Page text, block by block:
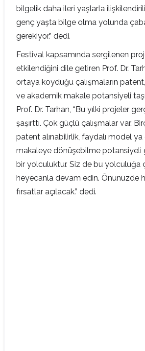
bilgelik daha ileri yaşlarla
genç yaşta bilge olma yolunda
gerekiyor.” dedi.
Festival kapsamında sergilenen
etkilendiğini dile getiren Prof. Dr.
ortaya koyduğu çalışmaların
ve akademik makale potansiyeli
Prof. Dr. Tarhan, “Bu yılki projeler
şaşırttı. Çok güçlü çalışmalar var.
patent alınabilirlik, faydalı model
makaleye dönüşebilme potansiyeli
bir yolculuktur. Siz de bu yolculuğa
heyecanla devam edin. Önünüzde
fırsatlar açılacak.” dedi.